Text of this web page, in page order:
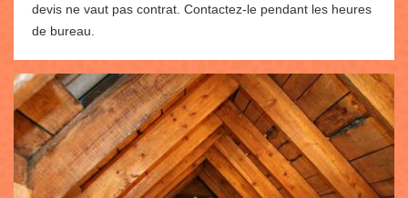
devis ne vaut pas contrat. Contactez-le pendant les heures
de bureau.